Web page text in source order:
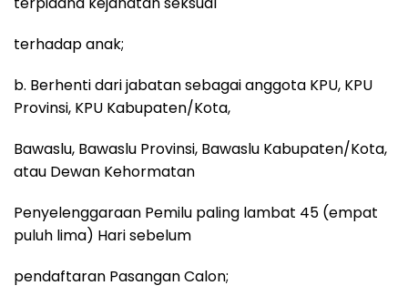
terhadap anak;
b. Berhenti dari jabatan sebagai anggota KPU, KPU
Provinsi, KPU Kabupaten/Kota,
Bawaslu, Bawaslu Provinsi, Bawaslu Kabupaten/Kota,
atau Dewan Kehormatan
Penyelenggaraan Pemilu paling lambat 45 (empat
puluh lima) Hari sebelum
pendaftaran Pasangan Calon;